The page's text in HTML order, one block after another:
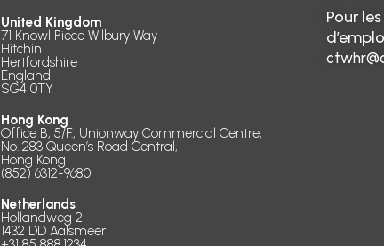
United Kingdom
71 Knowl Piece Wilbury Way
Hitchin
Hertfordshire
England
SG4 0TY
Hong Kong
Office B, 5/F., Unionway Commercial Centre,
No. 283 Queen’s Road Central,
Hong Kong
(852) 6312-9680
Netherlands
Hollandweg 2
1432 DD Aalsmeer
Pour